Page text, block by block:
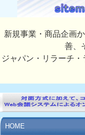
新規事業・商品企画
善、
ジャパン・リラーチ
HOME